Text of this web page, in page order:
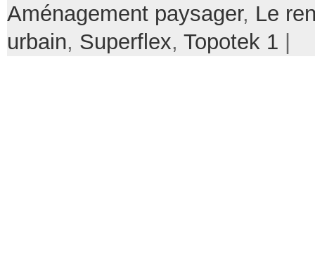
Aménagement paysager, Le
urbain, Superflex, Topotek 1